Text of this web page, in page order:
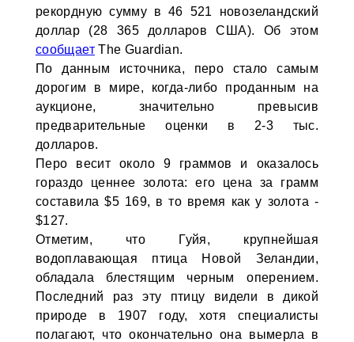
рекордную сумму в 46 521 новозеландский
доллар (28 365 долларов США). Об этом
сообщает The Guardian.
По данным источника, перо стало самым
дорогим в мире, когда-либо проданным на
аукционе, значительно превысив
предварительные оценки в 2-3 тыс.
долларов.
Перо весит около 9 граммов и оказалось
гораздо ценнее золота: его цена за грамм
составила $5 169, в то время как у золота -
$127.
Отметим, что Гуйя, крупнейшая
водоплавающая птица Новой Зеландии,
обладала блестящим черным оперением.
Последний раз эту птицу видели в дикой
природе в 1907 году, хотя специалисты
полагают, что окончательно она вымерла в